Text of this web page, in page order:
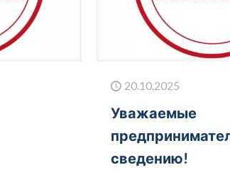
20.10.2025
Уважаемые
сведению!